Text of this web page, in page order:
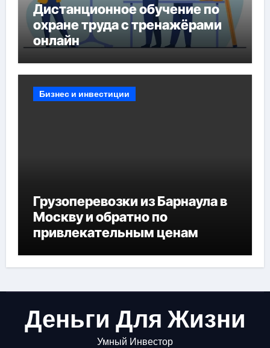
Дистанционное обучение по
охране труда с тренажёрами
онлайн
Бизнес и инвестиции
Грузоперевозки из Барнаула в
Москву и обратно по
привлекательным ценам
Деньги Для Жизни
Умный Инвестор